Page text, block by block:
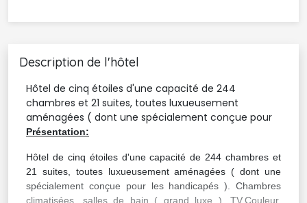
Description de l'hôtel
Hôtel de cinq étoiles d'une capacité de 244
chambres et 21 suites, toutes luxueusement
aménagées ( dont une spécialement conçue pour
Présentation:
Hôtel de cinq étoiles d'une capacité de 244 chambres et
21 suites, toutes luxueusement aménagées ( dont une
spécialement conçue pour les handicapés ). Chambres
climatisées, salles de bain ( grand luxe ), TV.Couleur,